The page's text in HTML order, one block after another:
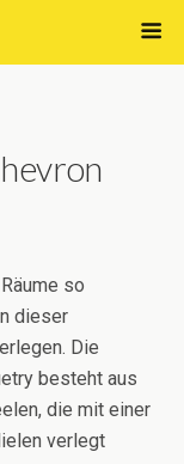
so
dieser
Die
besteht aus
die mit einer
verlegt